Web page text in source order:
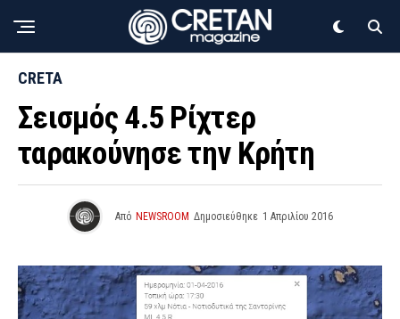
CRETA
Σεισμός 4.5 Ρίχτερ
ταρακούνησε την Κρήτη
Από NEWSROOM Δημοσιεύθηκε 1 Απριλίου 2016